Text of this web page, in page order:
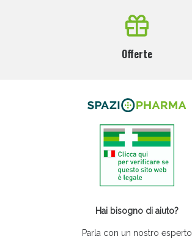
Offerte
Hai bisogno di aiuto?
Parla con un nostro esperto